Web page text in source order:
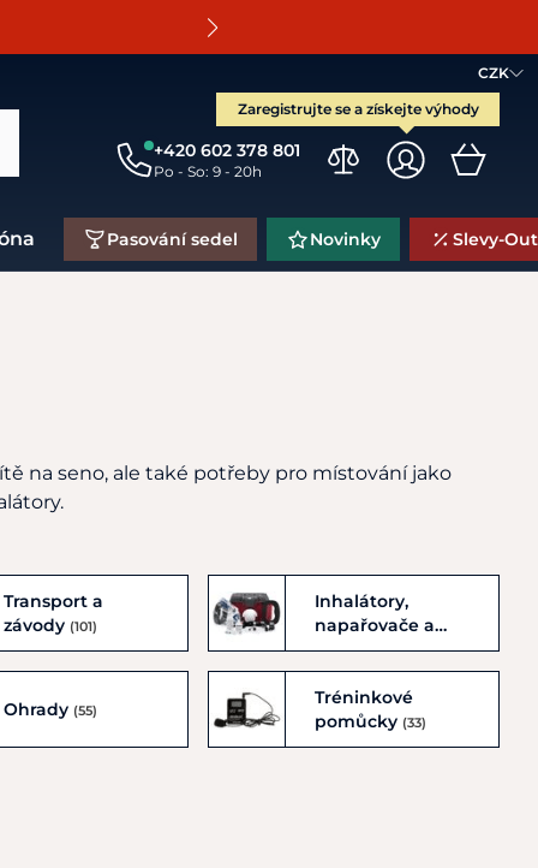
CZK
Zaregistrujte se a získejte výhody
+420 602 378 801
Po - So: 9 - 20h
Pasování sedel Novinky Slevy-
na seno, ale také potřeby pro místování jako
Transport a
závody (101)
Inhalátory,
napařovače a
birth alarm(34)
Ohrady (55)
Tréninkové
pomůcky (33)